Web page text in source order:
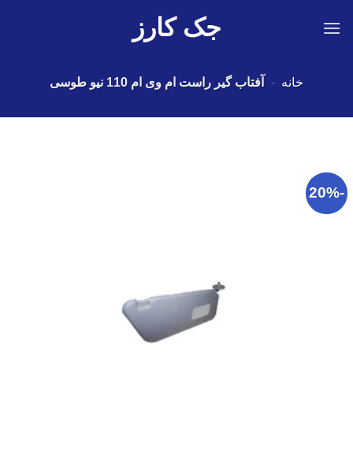
جک کارز
خانه - آفتاب گیر راست ام وی ام 110 نیو طوسی
-20%